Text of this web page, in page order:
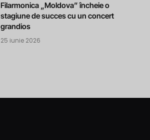
Filarmonica „Moldova” încheie o
stagiune de succes cu un concert
grandios
25 iunie 2026